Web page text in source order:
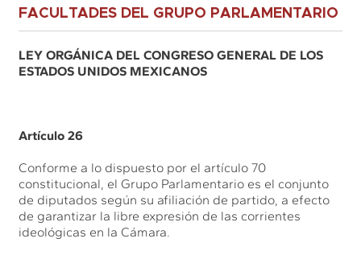
FACULTADES DEL GRUPO PARLAMENTARIO
LEY ORGÁNICA DEL CONGRESO GENERAL DE LOS
ESTADOS UNIDOS MEXICANOS
Artículo 26
Conforme a lo dispuesto por el artículo 70
constitucional, el Grupo Parlamentario es el conjunto
de diputados según su afiliación de partido, a efecto
de garantizar la libre expresión de las corrientes
ideológicas en la Cámara.